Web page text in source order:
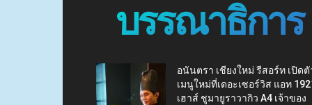
บรรณาธิการ
อนันตรา เชียงใหม่ รีสอร์ท เปิดตั
เมนูใหม่ที่เดอะเซอร์วิส แอท
เฮาส์ ชูมายูราวากิว A4 เจ้าของ